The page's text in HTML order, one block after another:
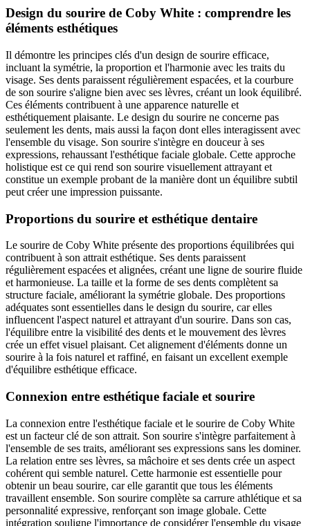
Design du sourire de Coby White : comprendre les
éléments esthétiques
Il démontre les principes clés d'un design de sourire efficace,
incluant la symétrie, la proportion et l'harmonie avec les traits du
visage. Ses dents paraissent régulièrement espacées, et la courbure
de son sourire s'aligne bien avec ses lèvres, créant un look équilibré.
Ces éléments contribuent à une apparence naturelle et
esthétiquement plaisante. Le design du sourire ne concerne pas
seulement les dents, mais aussi la façon dont elles interagissent avec
l'ensemble du visage. Son sourire s'intègre en douceur à ses
expressions, rehaussant l'esthétique faciale globale. Cette approche
holistique est ce qui rend son sourire visuellement attrayant et
constitue un exemple probant de la manière dont un équilibre subtil
peut créer une impression puissante.
Proportions du sourire et esthétique dentaire
Le sourire de Coby White présente des proportions équilibrées qui
contribuent à son attrait esthétique. Ses dents paraissent
régulièrement espacées et alignées, créant une ligne de sourire fluide
et harmonieuse. La taille et la forme de ses dents complètent sa
structure faciale, améliorant la symétrie globale. Des proportions
adéquates sont essentielles dans le design du sourire, car elles
influencent l'aspect naturel et attrayant d'un sourire. Dans son cas,
l'équilibre entre la visibilité des dents et le mouvement des lèvres
crée un effet visuel plaisant. Cet alignement d'éléments donne un
sourire à la fois naturel et raffiné, en faisant un excellent exemple
d'équilibre esthétique efficace.
Connexion entre esthétique faciale et sourire
La connexion entre l'esthétique faciale et le sourire de Coby White
est un facteur clé de son attrait. Son sourire s'intègre parfaitement à
l'ensemble de ses traits, améliorant ses expressions sans les dominer.
La relation entre ses lèvres, sa mâchoire et ses dents crée un aspect
cohérent qui semble naturel. Cette harmonie est essentielle pour
obtenir un beau sourire, car elle garantit que tous les éléments
travaillent ensemble. Son sourire complète sa carrure athlétique et sa
personnalité expressive, renforçant son image globale. Cette
intégration souligne l'importance de considérer l'ensemble du visage